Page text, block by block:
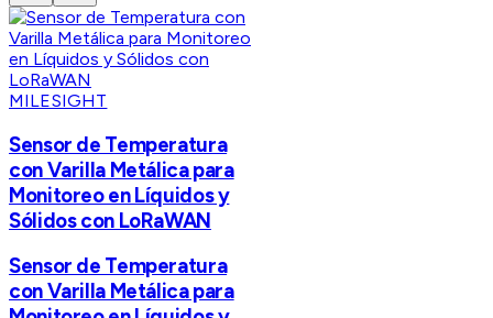
MILESIGHT
Sensor de Temperatura
con Varilla Metálica para
Monitoreo en Líquidos y
Sólidos con LoRaWAN
Sensor de Temperatura
con Varilla Metálica para